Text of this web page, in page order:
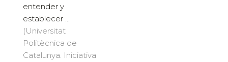
entender y
establecer ...
(Universitat
Politècnica de
Catalunya. Iniciativa